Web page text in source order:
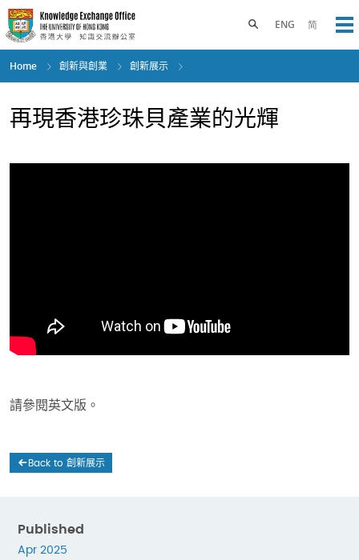
Skip
to
main
content
ENG 简
Toggle search panel
Home 創新與創業 創新展示
再現香港珍珠貝產業的光輝
請參閱英文版。
Back to 創新展示
Published
Apr 2025